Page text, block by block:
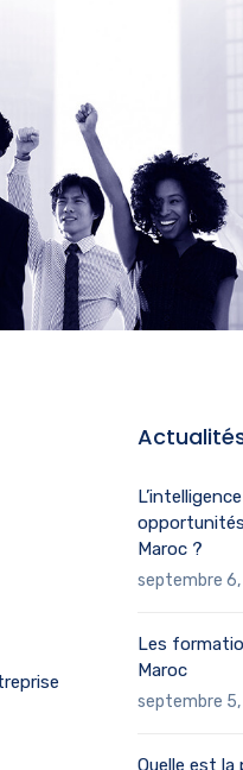
Maroc ?
septembre
Les
Maroc
septembre
Quelle est la